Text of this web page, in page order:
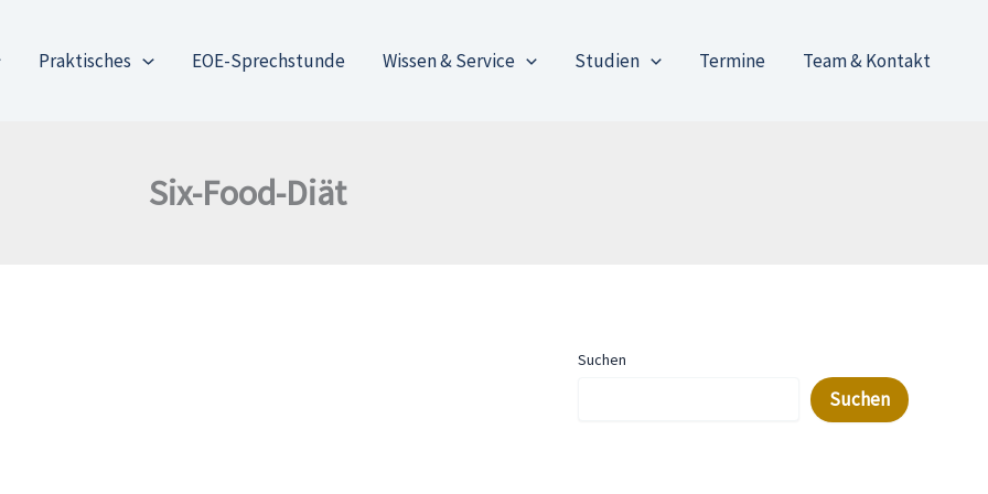
Praktisches EOE-Sprechstunde Wissen & Service Studien Termine Team & Kontakt
Six-Food-Diät
Suchen
Suchen